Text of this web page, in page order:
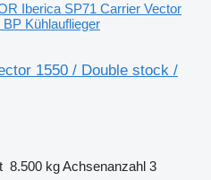
Iberica SP71 Carrier Vector
Kühlauflieger
1550 / Double stock /
8.500 kgAchsenanzahl 3